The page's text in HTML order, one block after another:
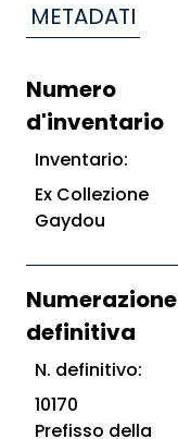
METADATI
Numero
d'inventario
Inventario:
Ex Collezione
Gaydou
Numerazione
definitiva
N. definitivo:
10170
Prefisso della